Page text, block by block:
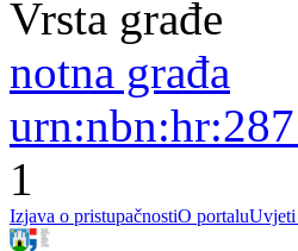
Vrsta građe
notna građa
1
Izjava o pristupačnostiO portaluUvjeti